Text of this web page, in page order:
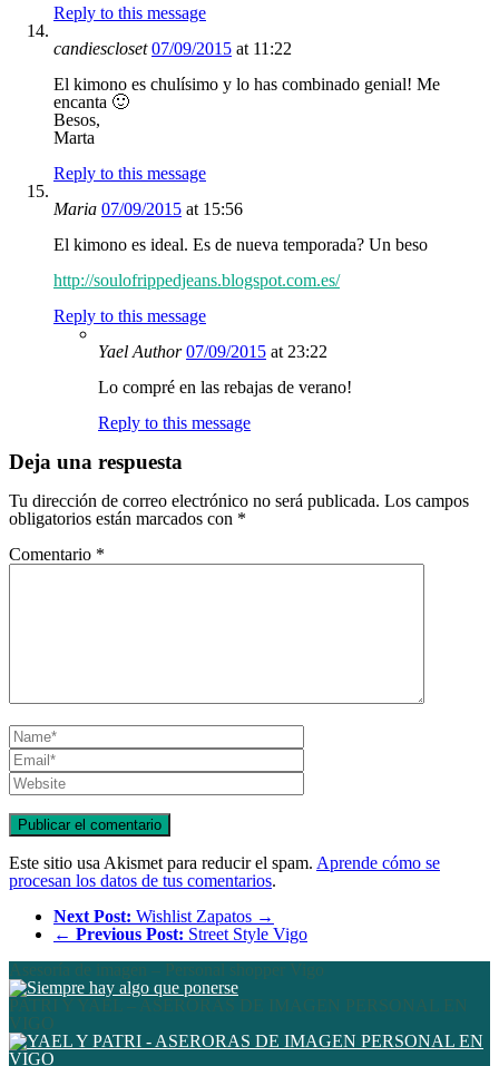
Reply to this message
candiescloset07/09/2015 at 11:22
El kimono es chulísimo y lo has combinado genial! Me
encanta 🙂
Besos,
Marta
Reply to this message
Maria 07/09/2015 at 15:56
El kimono es ideal. Es de nueva temporada? Un beso
http://soulofrippedjeans.blogspot.com.es/
Reply to this message
Yael Author 07/09/2015 at 23:22
Lo compré en las rebajas de verano!
Reply to this message
Deja una respuesta
Tu dirección de correo electrónico no será publicada. Los campos
obligatorios están marcados con *
Comentario *
Este sitio usa Akismet para reducir el spam. Aprende cómo se
procesan los datos de tus comentarios.
Next Post: Wishlist Zapatos →
← Previous Post: Street Style Vigo
Asesoría de imagen – Personal shopper Vigo
PATRI Y YAEL – ASERORAS DE IMAGEN PERSONAL EN
VIGO